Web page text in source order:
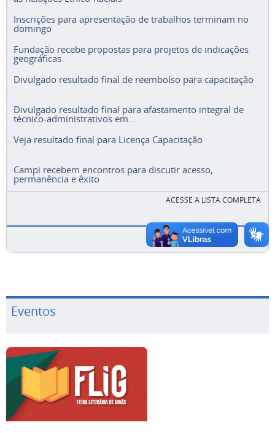
Inscrições para apresentação de trabalhos terminam no
domingo
Fundação recebe propostas para projetos de indicações
geográficas
Divulgado resultado final de reembolso para capacitação
Divulgado resultado final para afastamento integral de
técnico-administrativos em...
Veja resultado final para Licença Capacitação
Campi recebem encontros para discutir acesso,
permanência e êxito
ACESSE A LISTA COMPLETA
Eventos